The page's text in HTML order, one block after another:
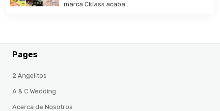
marca Cklass acaba…
Pages
2 Angelitos
A & C Wedding
Acerca de Nosotros